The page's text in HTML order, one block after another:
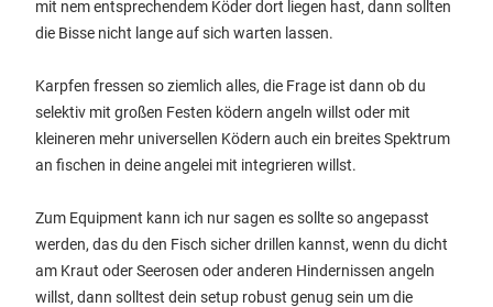
mit nem entsprechendem Köder dort liegen hast, dann sollten
die Bisse nicht lange auf sich warten lassen.
Karpfen fressen so ziemlich alles, die Frage ist dann ob du
selektiv mit großen Festen ködern angeln willst oder mit
kleineren mehr universellen Ködern auch ein breites Spektrum
an fischen in deine angelei mit integrieren willst.
Zum Equipment kann ich nur sagen es sollte so angepasst
werden, das du den Fisch sicher drillen kannst, wenn du dicht
am Kraut oder Seerosen oder anderen Hindernissen angeln
willst, dann solltest dein setup robust genug sein um die